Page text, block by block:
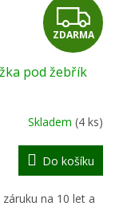
Z
D
R
M
A
ZDARMA
pod žebřík
Skladem (4 ks)
Do košíku
na 10 let a